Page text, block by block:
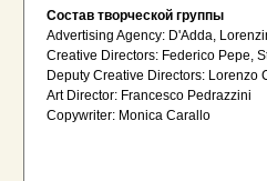
Состав творческой группы
Advertising Agency: D'Adda,
Creative Directors: Federico Pepe,
Deputy Creative Directors: Lorenzo
Art Director: Francesco Pedrazzini
Copywriter: Monica Carallo